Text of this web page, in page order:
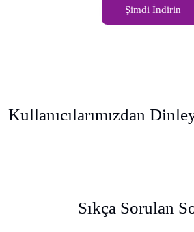
Şimdi İndirin
Kullanıcılarımızdan
Sıkça Sorulan